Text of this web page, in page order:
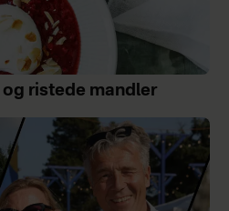
ristede mandler